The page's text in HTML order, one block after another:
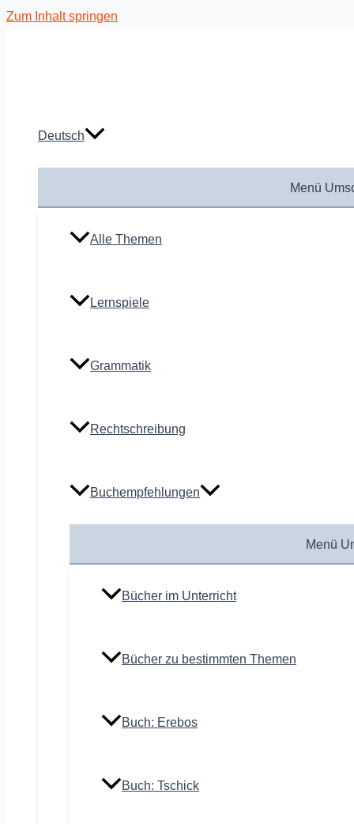
Zum Inhalt springen
Deutsch
Menü
Alle Themen
Lernspiele
Grammatik
Rechtschreibung
Buchempfehlungen
Menü
Bücher im Unterricht
Bücher zu bestimmten Themen
Buch: Erebos
Buch: Tschick